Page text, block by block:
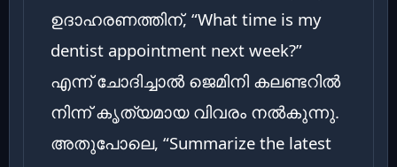
ഉദാഹരണത്തിന്, “What time is my
dentist appointment next week?”
എന്ന് ചോദിച്ചാൽ ജെമിനി കലണ്ടറിൽ
നിന്ന് കൃത്യമായ വിവരം നൽകുന്നു.
അതുപോലെ, “Summarize the latest